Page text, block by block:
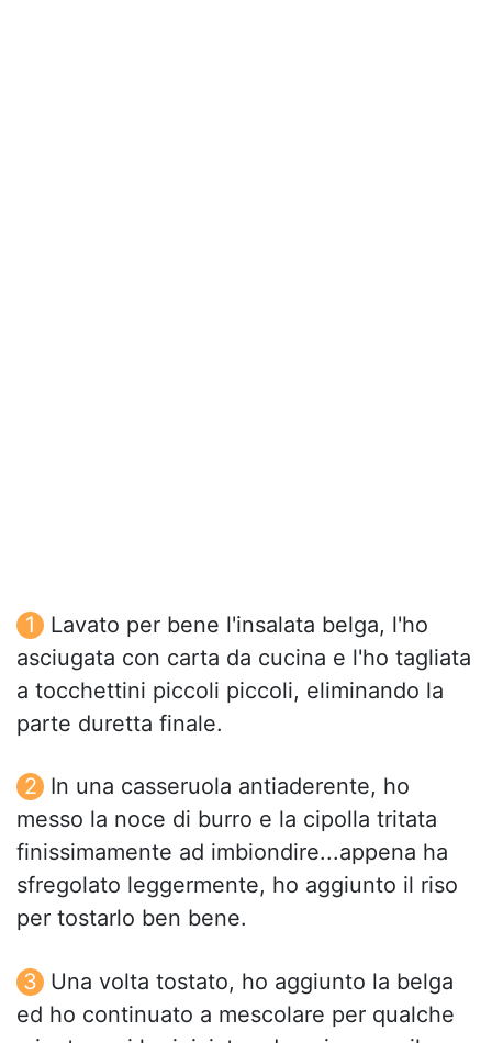
Lavato per bene l'insalata belga, l'ho
asciugata con carta da cucina e l'ho tagliata
a tocchettini piccoli piccoli, eliminando la
parte duretta finale.
In una casseruola antiaderente, ho
messo la noce di burro e la cipolla tritata
finissimamente ad imbiondire...appena ha
sfregolato leggermente, ho aggiunto il riso
per tostarlo ben bene.
Una volta tostato, ho aggiunto la belga
ed ho continuato a mescolare per qualche